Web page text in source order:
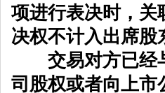
项进行表决时，关
决权不计入出席股
交易对方已经
司股权或者向上市